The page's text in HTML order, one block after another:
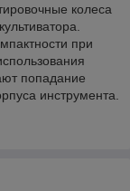
колеса
при
попадание
инструмента.